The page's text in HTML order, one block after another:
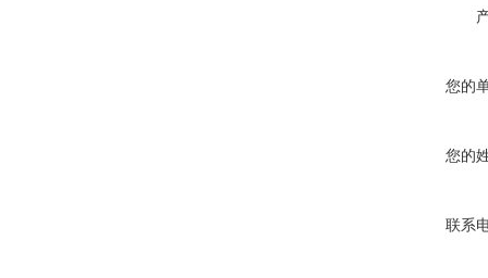
您的
您的
联系